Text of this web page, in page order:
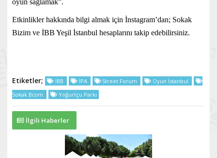
Etkinlikler hakkında bilgi almak için İnstagram’dan; Sokak
Bizim ve İBB Yeşil İstanbul hesaplarını takip edebilirsiniz.
Etiketler; İBB İPA Street Forum
Oyun İstanbul
Sokak Bizim
Yoğurtçu Parkı
İlgili Haberler